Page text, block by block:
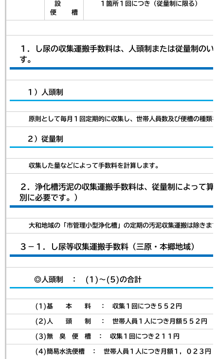
設
便 槽
１箇所１回につき（従量制に限る）
１．し尿の収集運搬手数料は、人頭制または従量制のい
す。
１）人頭制
原則として毎月１回定期的に収集し、世帯人員数及び便槽の種類な
２）従量制
収集した量などによって手数料を計算します。
２．浄化槽汚泥の収集運搬手数料は、従量制によって算
別に必要です。）
大和地域の「市管理小型浄化槽」の定期の汚泥収集運搬は除きま
３－１．し尿等収集運搬手数料（三原・本郷地域）
◎人頭制 ： (1)～(5)の合計
(1)基 本 料 ： 収集１回につき５５２円
(2)人 頭 制 ： 世帯人員１人につき月額５５２円
(3)無 臭 便 槽 ： 収集１回につき２１１円
(4)簡易水洗便槽 ： 世帯人員１人につき月額１，０２３円